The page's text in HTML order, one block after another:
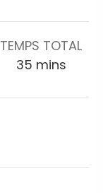
TEMPS TOTAL
35 mins